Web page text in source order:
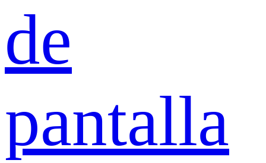
de
pantalla